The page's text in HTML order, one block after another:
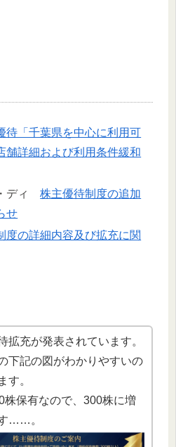
待「千葉県を中心に利用可
舗詳細および利用条件緩和
・ディ株主優待制度の追加
せ
度の詳細内容及び拡充に関
拡充が発表されています。
下記の図がわかりやすいの
す。
株保有なので、300株に増
……。